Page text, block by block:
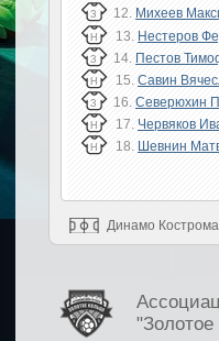
З 12. Михеев
Н 13. Нестеров
З 14. Пестов
Н 15. Савин
З 16. Северюхин
Н 17. Червяков
Н 18. Шевнин
Динамо
"Золотое